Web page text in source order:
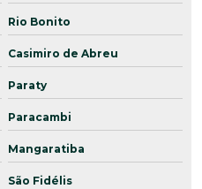
Rio Bonito
Casimiro de Abreu
Paraty
Paracambi
Mangaratiba
São Fidélis